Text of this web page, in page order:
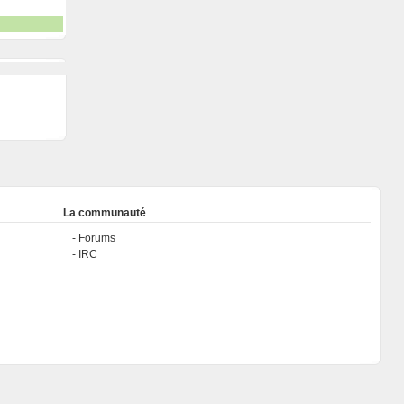
La communauté
Forums
IRC